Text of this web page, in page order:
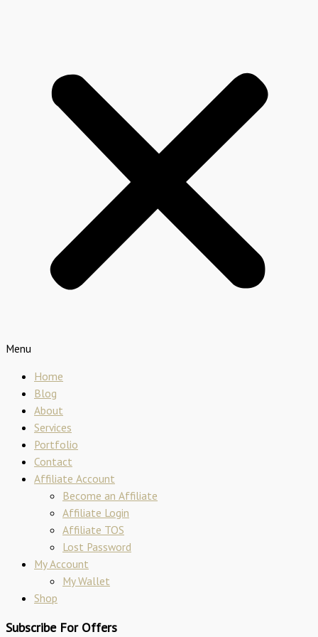
Menu
Home
Blog
About
Services
Portfolio
Contact
Affiliate Account
Become an Affiliate
Affiliate Login
Affiliate TOS
Lost Password
My Account
My Wallet
Shop
Subscribe For Offers